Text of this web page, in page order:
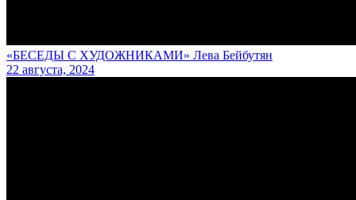
«БЕСЕДЫ С ХУДОЖНИКАМИ» Лева Бейбутян
22 августа, 2024